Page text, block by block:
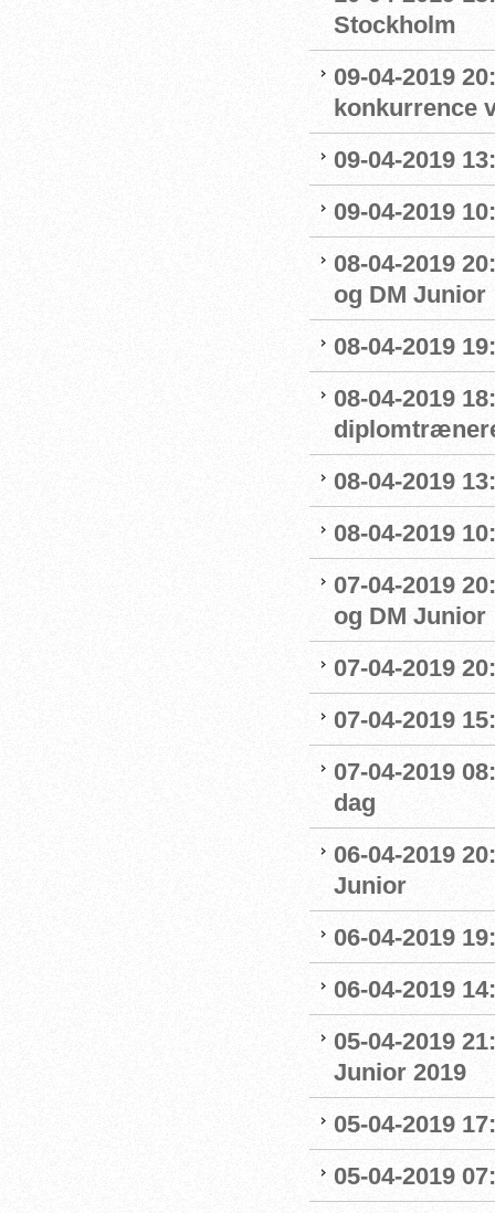
Stockholm
09-04-2019
konkurrence
09-04-2019
09-04-2019
08-04-2019
og DM Junior
08-04-2019
08-04-2019
08-04-2019
08-04-2019
07-04-2019
og DM Junior
07-04-2019
07-04-2019
07-04-2019
dag
06-04-2019
Junior
06-04-2019
06-04-2019
05-04-2019
Junior 2019
05-04-2019
05-04-2019